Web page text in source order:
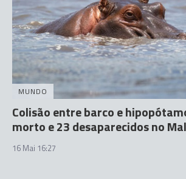
MUNDO
Colisão entre barco e
morto e 23 desaparecidos no
16 Mai 16:27